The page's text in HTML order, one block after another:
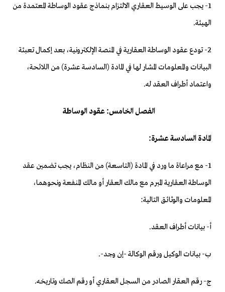
1- يجب على الوسيط العقاري الالتزام بنماذج عقود الوساطة المعتمدة من
الهيئة.
2- تودع عقود الوساطة العقارية في المنصة الإلكترونية، بعد إكمال تعبئة
البيانات والمعلومات المشار لها في المادة (السادسة عشرة) من اللائحة،
واعتماد أطراف العقد له.
الفصل الخامس: عقود الوساطة
المادة السادسة عشرة:
1- مع مراعاة ما ورد في المادة (التاسعة) من النظام، يجب تضمين عقد
الوساطة العقارية المبرم مع مالك العقار أو مالك المنفعة ونحوهما،
المعلومات والوثائق التالية:
‌أ- بيانات أطراف العقد.
‌ب- بيانات الوكيل ورقم الوكالة -إن وجد-.
‌ج- رقم العقار الصادر من السجل العقاري أو رقم الصك وتاريخه.